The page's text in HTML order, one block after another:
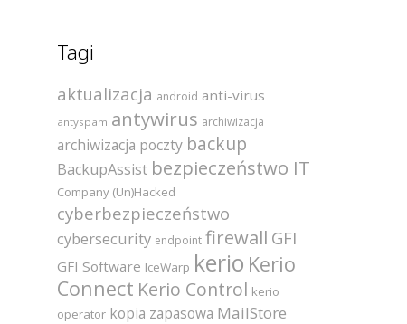
Tagi
aktualizacja android anti-virus
antyspam antywirus archiwizacja
archiwizacja poczty backup
BackupAssist bezpieczeństwo IT
Company (Un)Hacked
cyberbezpieczeństwo
cybersecurity endpoint firewall GFI
GFI Software IceWarp kerio Kerio
Connect Kerio Control kerio
operator kopia zapasowa MailStore